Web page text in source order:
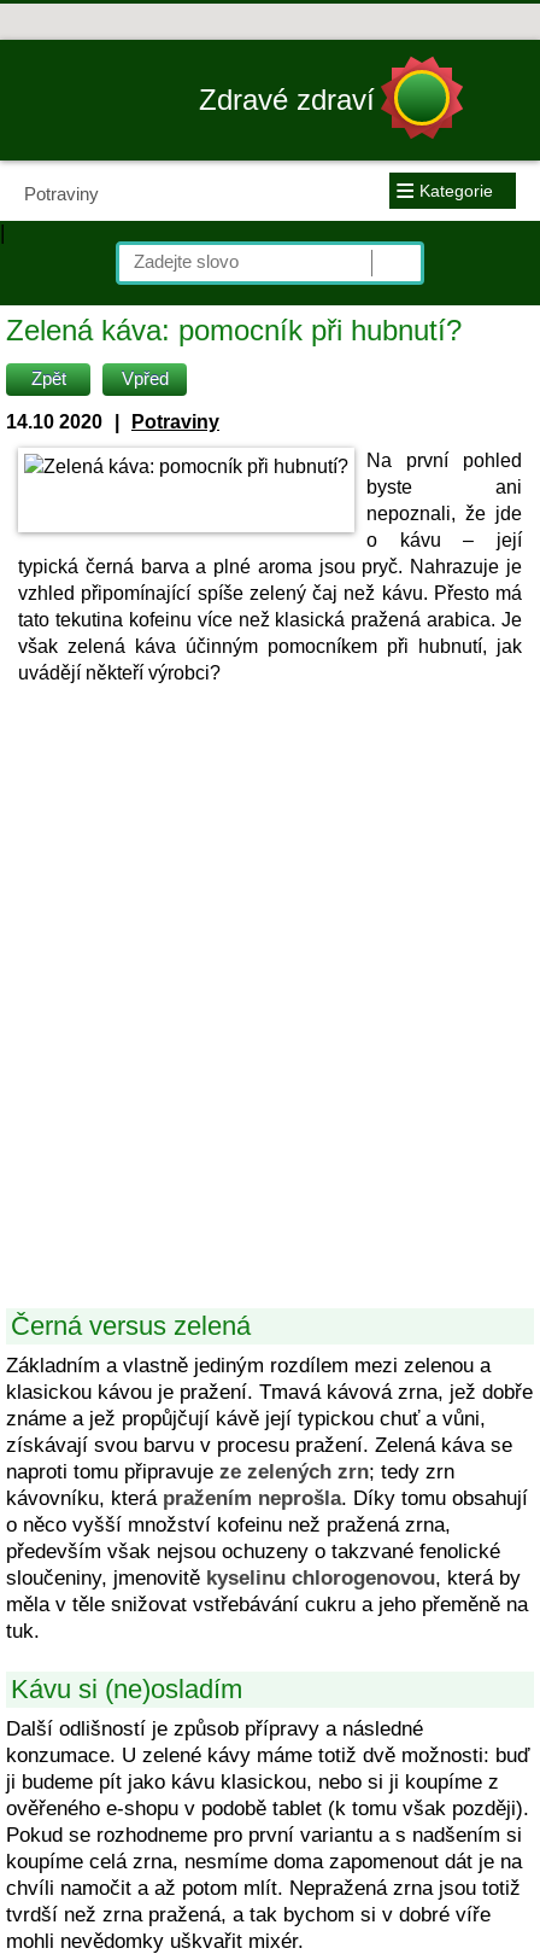
Zdravé zdraví
Potraviny ≡ Kategorie
|
Zelená káva: pomocník při hubnutí?
Zpět Vpřed
14.10 2020
Potraviny
Na první pohled
byste ani
nepoznali, že jde
o kávu – její
typická černá barva a plné aroma jsou pryč. Nahrazuje je
vzhled připomínající spíše zelený čaj než kávu. Přesto má
tato tekutina kofeinu více než klasická pražená arabica. Je
však zelená káva účinným pomocníkem při hubnutí, jak
uvádějí někteří výrobci?
Černá versus zelená
Základním a vlastně jediným rozdílem mezi zelenou a
klasickou kávou je pražení. Tmavá kávová zrna, jež dobře
známe a jež propůjčují kávě její typickou chuť a vůni,
získávají svou barvu v procesu pražení. Zelená káva se
naproti tomu připravuje ze zelených zrn; tedy zrn
kávovníku, která pražením neprošla. Díky tomu obsahují
o něco vyšší množství kofeinu než pražená zrna,
především však nejsou ochuzeny o takzvané fenolické
sloučeniny, jmenovitě kyselinu chlorogenovou, která by
měla v těle snižovat vstřebávání cukru a jeho přeměně na
tuk.
Kávu si (ne)osladím
Další odlišností je způsob přípravy a následné
konzumace. U zelené kávy máme totiž dvě možnosti: buď
ji budeme pít jako kávu klasickou, nebo si ji koupíme z
ověřeného e-shopu v podobě tablet (k tomu však později).
Pokud se rozhodneme pro první variantu a s nadšením si
koupíme celá zrna, nesmíme doma zapomenout dát je na
chvíli namočit a až potom mlít. Nepražená zrna jsou totiž
tvrdší než zrna pražená, a tak bychom si v dobré víře
mohli nevědomky uškvařit mixér.